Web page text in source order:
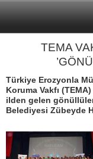
TEMA
Türkiye Erozyonla
Koruma Vakfı
ilden gelen
Belediyesi Zübeyde